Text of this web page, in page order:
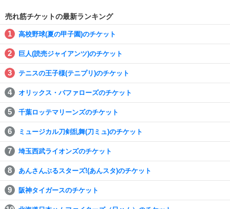
売れ筋チケットの最新ランキング
高校野球(夏の甲子園)のチケット
巨人(読売ジャイアンツ)のチケット
テニスの王子様(テニプリ)のチケット
オリックス・バファローズのチケット
千葉ロッテマリーンズのチケット
ミュージカル刀剣乱舞(刀ミュ)のチケット
埼玉西武ライオンズのチケット
あんさんぶるスターズ!(あんスタ)のチケット
阪神タイガースのチケット